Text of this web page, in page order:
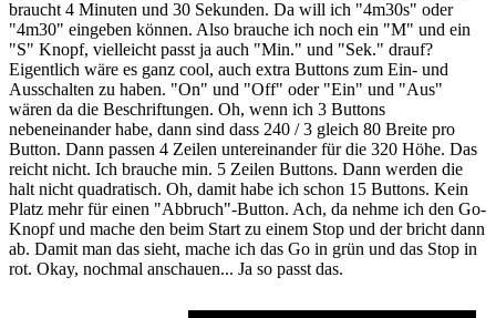
braucht 4 Minuten und 30 Sekunden. Da will ich "4m30s" oder
"4m30" eingeben können. Also brauche ich noch ein "M" und ein
"S" Knopf, vielleicht passt ja auch "Min." und "Sek." drauf?
Eigentlich wäre es ganz cool, auch extra Buttons zum Ein- und
Ausschalten zu haben. "On" und "Off" oder "Ein" und "Aus"
wären da die Beschriftungen. Oh, wenn ich 3 Buttons
nebeneinander habe, dann sind dass 240 / 3 gleich 80 Breite pro
Button. Dann passen 4 Zeilen untereinander für die 320 Höhe. Das
reicht nicht. Ich brauche min. 5 Zeilen Buttons. Dann werden die
halt nicht quadratisch. Oh, damit habe ich schon 15 Buttons. Kein
Platz mehr für einen "Abbruch"-Button. Ach, da nehme ich den Go-
Knopf und mache den beim Start zu einem Stop und der bricht dann
ab. Damit man das sieht, mache ich das Go in grün und das Stop in
rot. Okay, nochmal anschauen... Ja so passt das.